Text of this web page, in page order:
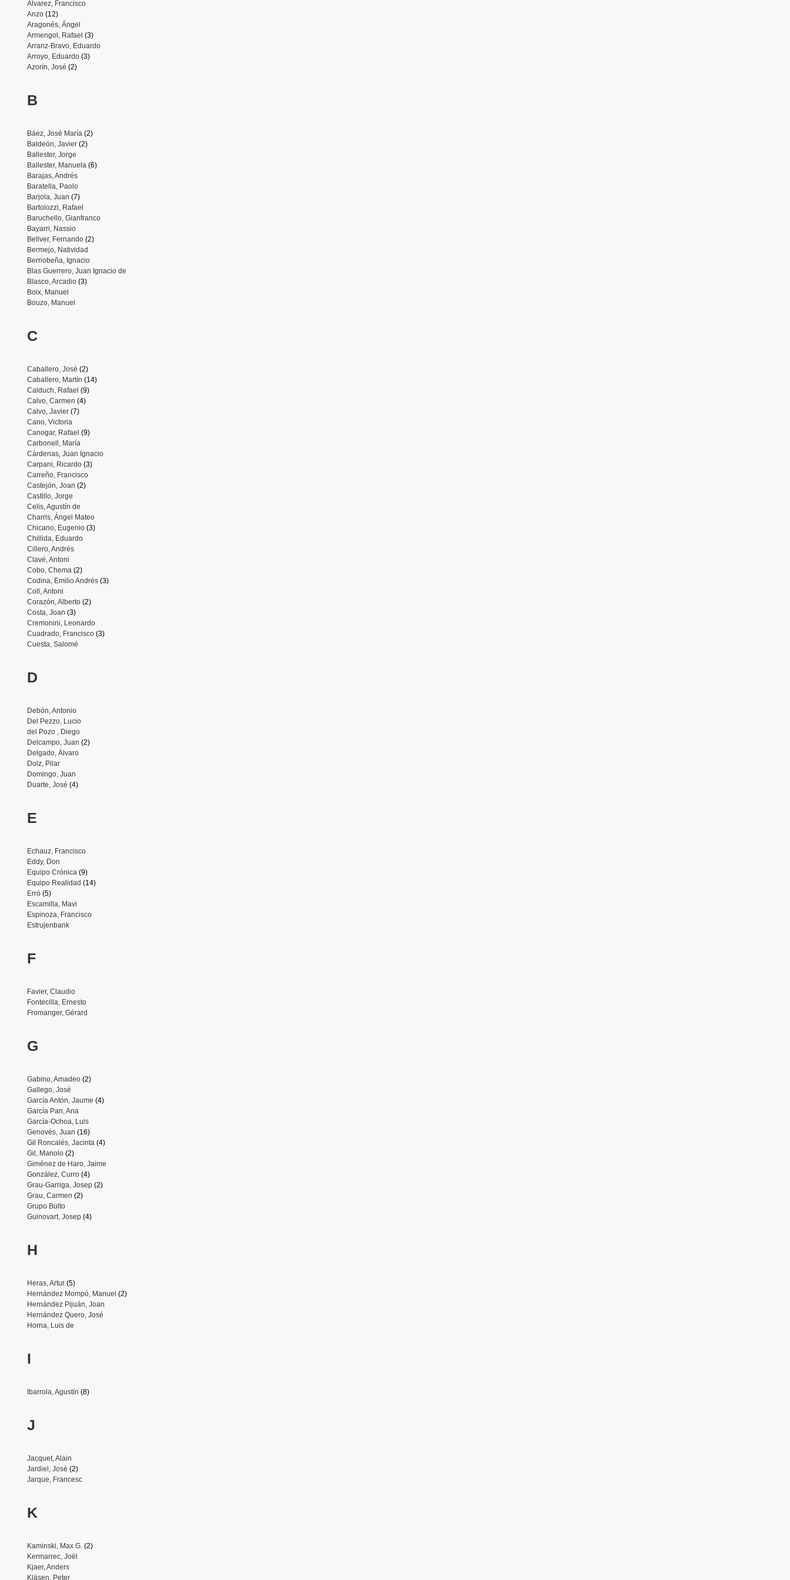
Álvarez, Francisco
Anzo(12)
Aragonés, Ángel
Armengol, Rafael (3)
Arranz-Bravo, Eduardo
Arroyo, Eduardo(3)
Azorín, José (2)
B
Báez, José María(2)
Baldeón, Javier(2)
Ballester, Jorge
Ballester, Manuela(6)
Barajas, Andrés
Baratella, Paolo
Barjola, Juan (7)
Bartolozzi, Rafael
Baruchello, Gianfranco
Bayarri, Nassio
Bellver, Fernando(2)
Bermejo, Natividad
Berriobeña, Ignacio
Blas Guerrero, Juan Ignacio de
Blasco, Arcadio(3)
Boix, Manuel
Bouzo, Manuel
C
Caballero, José (2)
Caballero, Martín (14)
Calduch, Rafael (9)
Calvo, Carmen (4)
Calvo, Javier(7)
Cano, Victoria
Canogar, Rafael (9)
Carbonell, María
Cárdenas, Juan Ignacio
Carpani, Ricardo(3)
Carreño, Francisco
Castejón, Joan (2)
Castillo, Jorge
Celis, Agustín de
Charris, Ángel Mateo
Chicano, Eugenio(3)
Chillida, Eduardo
Cillero, Andrés
Clavé, Antoni
Cobo, Chema(2)
Codina, Emilio Andrés(3)
Coll, Antoni
Corazón, Alberto(2)
Costa, Joan (3)
Cremonini, Leonardo
Cuadrado, Francisco(3)
Cuesta, Salomé
D
Debón, Antonio
Del Pezzo, Lucio
del Pozo , Diego
Delcampo, Juan (2)
Delgado, Álvaro
Dolz, Pilar
Domingo, Juan
Duarte, José (4)
E
Echauz, Francisco
Eddy, Don
Equipo Crónica(9)
Equipo Realidad (14)
Erró(5)
Escamilla, Mavi
Espinoza, Francisco
Estrujenbank
F
Favier, Claudio
Fontecilla, Ernesto
Fromanger, Gérard
G
Gabino, Amadeo(2)
Gallego, José
García Antón, Jaume (4)
García Pan, Ana
García-Ochoa, Luis
Genovés, Juan (16)
Gil Roncalés, Jacinta(4)
Gil, Manolo(2)
Giménez de Haro, Jaime
González, Curro(4)
Grau-Garriga, Josep(2)
Grau, Carmen (2)
Grupo Bulto
Guinovart, Josep(4)
H
Heras, Artur(5)
Hernández Mompó, Manuel (2)
Hernández Pijuán, Joan
Hernández Quero, José
Horna, Luis de
I
Ibarrola, Agustín (8)
J
Jacquet, Alain
Jardiel, José (2)
Jarque, Francesc
K
Kaminski, Max G.(2)
Kermarrec, Joël
Kjaer, Anders
Kläsen, Peter